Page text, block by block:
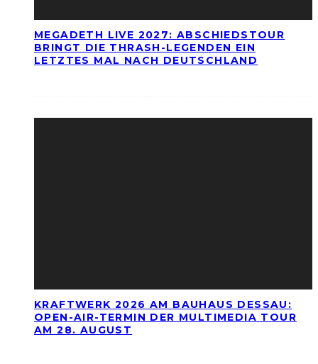
MEGADETH LIVE 2027: ABSCHIEDSTOUR
BRINGT DIE THRASH-LEGENDEN EIN
LETZTES MAL NACH DEUTSCHLAND
KRAFTWERK 2026 AM BAUHAUS DESSAU:
OPEN-AIR-TERMIN DER MULTIMEDIA TOUR
AM 28. AUGUST